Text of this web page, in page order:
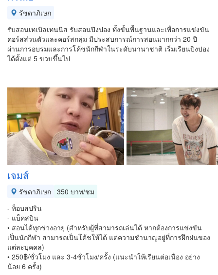
รัชดาภิเษก
รับสอนเทเบิลเทนนิส รับสอนปิงปอง ทั้งขั้นพื้นฐานและเพื่อการแข่งขัน
คอร์สส่วนตัวและคอร์สกลุ่ม มีประสบการณ์การสอนมากกว่า 20 ปี
ผ่านการอบรมและการโค้ชนักกีฬาในระดับนานาชาติ เริ่มเรียนปิงปอง
ได้ตั้งแต่ 5 ขวบขึ้นไป
เจมส์
รัชดาภิเษก 350 บาท/ชม
- ท็อบสปริน
- แบ็คสปิน
• สอนได้ทุกช่วงอายุ (สำหรับผู้ที่สามารถเล่นได้ หากต้องการแข่งขัน
เป็นนักกีฬา สามารถเป็นโค้ชให้ได้ แต่ความชำนาญอยู่ที่การฝึกฝนของ
แต่ละบุคคล)
• 250฿/ชั่วโมง และ 3-4ชั่วโมง/ครั้ง (แนะนำให้เรียนต่อเนื่อง อย่าง
น้อย 6 ครั้ง)